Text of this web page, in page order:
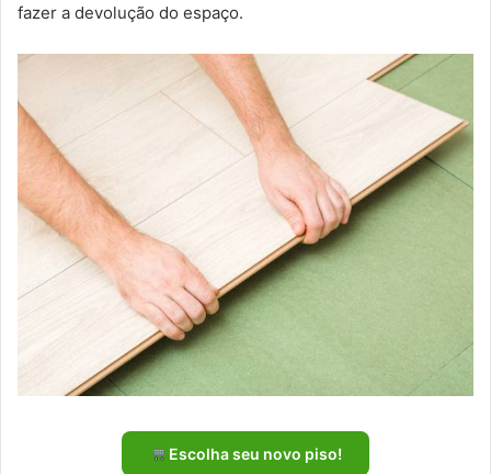
fazer a devolução do espaço.
Escolha seu novo piso!